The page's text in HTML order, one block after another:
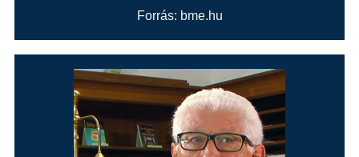
Forrás: bme.hu